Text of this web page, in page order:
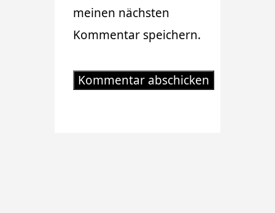
meinen nächsten
Kommentar speichern.